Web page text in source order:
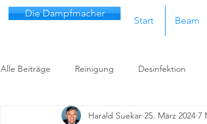
Die Dampfmacher
Start Beam
Alle Beiträge Reinigung Desinfektion
Harald Suekar 25. März 2024 7